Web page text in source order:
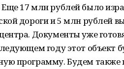
17 млн рублей было
дороги и 5 млн рублей
Документы уже
году этот объект
программу. Будем